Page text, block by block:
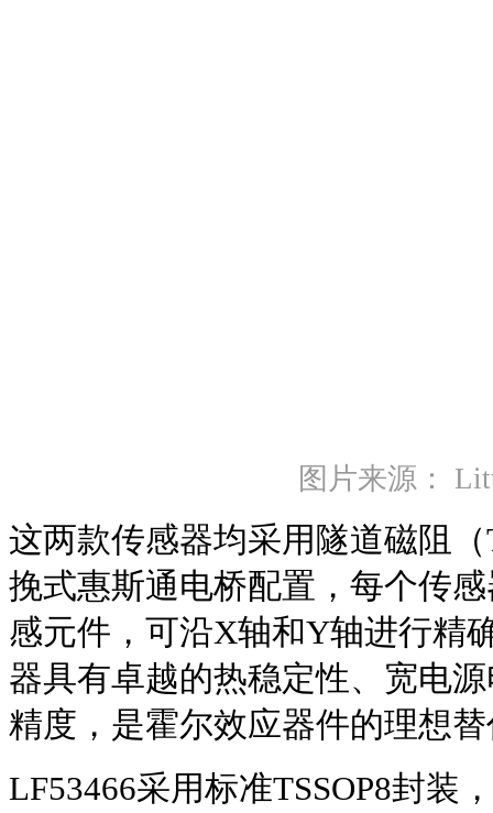
图片来源：
这两款传感器均采用隧道磁阻
挽式惠斯通电桥配置，每个传
感元件，可沿X轴和Y轴进行精
器具有卓越的热稳定性、宽电
精度，是霍尔效应器件的理想
LF53466采用标准TSSOP8封装